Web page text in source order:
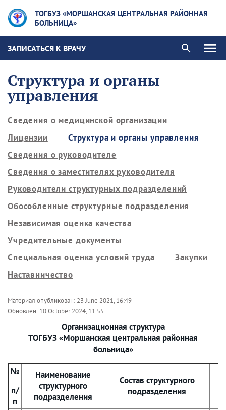
ТОГБУЗ «МОРШАНСКАЯ ЦЕНТРАЛЬНАЯ РАЙОННАЯ
БОЛЬНИЦА»
ЗАПИСАТЬСЯ К ВРАЧУ
Структура и органы
управления
Сведения о медицинской организации
Лицензии
Структура и органы управления
Сведения о руководителе
Сведения о заместителях руководителя
Руководители структурных подразделений
Обособленные структурные подразделения
Независимая оценка качества
Учредительные документы
Специальная оценка условий труда
Закупки
Наставничество
Материал опубликован: 23 June 2021, 16:49
Обновлён: 10 October 2024, 11:55
Организационная структура
ТОГБУЗ «Моршанская центральная районная
больница»
№
п/
п
Наименование
структурного
подразделения
Состав структурного
подразделения